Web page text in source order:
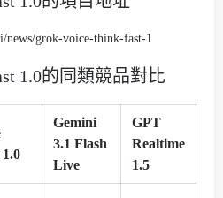
news/grok-voice-think-fast-1
1.0的同類競品對比
Gemini
3.1 Flash
Live
GPT
Realtime
1.5